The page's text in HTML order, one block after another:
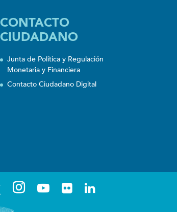
CONTACTO
CIUDADANO
Junta de Política y Regulación
Monetaria y Financiera
Contacto Ciudadano Digital